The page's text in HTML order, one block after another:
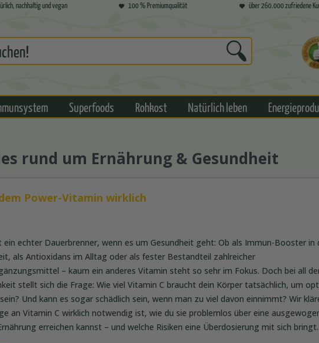
nachhaltig und vegan 100 % Premiumqualität über 260.000 zufriedene
Superfoods Rohkost Natürlich leben
rund um Ernährung & Gesundheit
Power-Vitamin wirklich
ein echter Dauerbrenner, wenn es um Gesundheit geht: Ob als Immun-Booster in
als Antioxidans im Alltag oder als fester Bestandteil zahlreicher
– kaum ein anderes Vitamin steht so sehr im Fokus. Doch bei all
stellt sich die Frage: Wie viel Vitamin C braucht dein Körper tatsächlich, um
Und kann es sogar schädlich sein, wenn man zu viel davon einnimmt? Wir
an Vitamin C wirklich notwendig ist, wie du sie problemlos über eine
erreichen kannst – und welche Risiken eine Überdosierung mit sich bringt.